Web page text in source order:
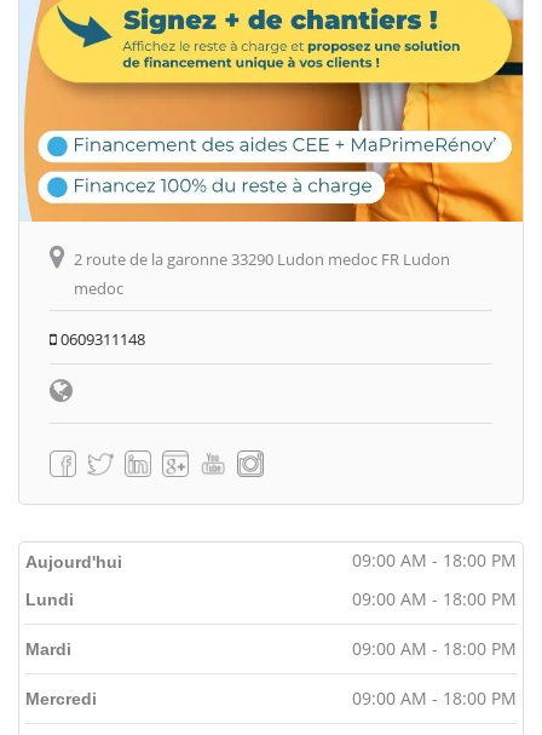
2 route de la garonne 33290 Ludon medoc FR Ludon
medoc
0609311148
Aujourd'hui 09:00 AM - 18:00 PM
Lundi 09:00 AM - 18:00 PM
Mardi 09:00 AM - 18:00 PM
Mercredi 09:00 AM - 18:00 PM